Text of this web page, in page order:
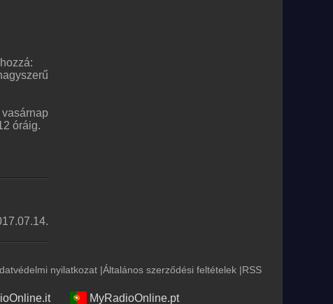
óráig.
nyilatkozat |Általános szerződési feltételek |RSS
MyRadioOnline.pt